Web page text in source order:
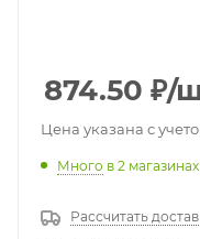
874.50 ₽/
Цена указана с
Много в 2 магазинах
Рассчитать